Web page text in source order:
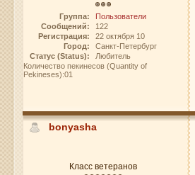
Группа:
Пользователи
Сообщений:
122
Регистрация:
22 октября 10
Город:
Санкт-Петербург
Статус (Status):
Любитель
Количество пекинесов (Quantity of
Pekineses):01
bonyasha
Класс ветеранов